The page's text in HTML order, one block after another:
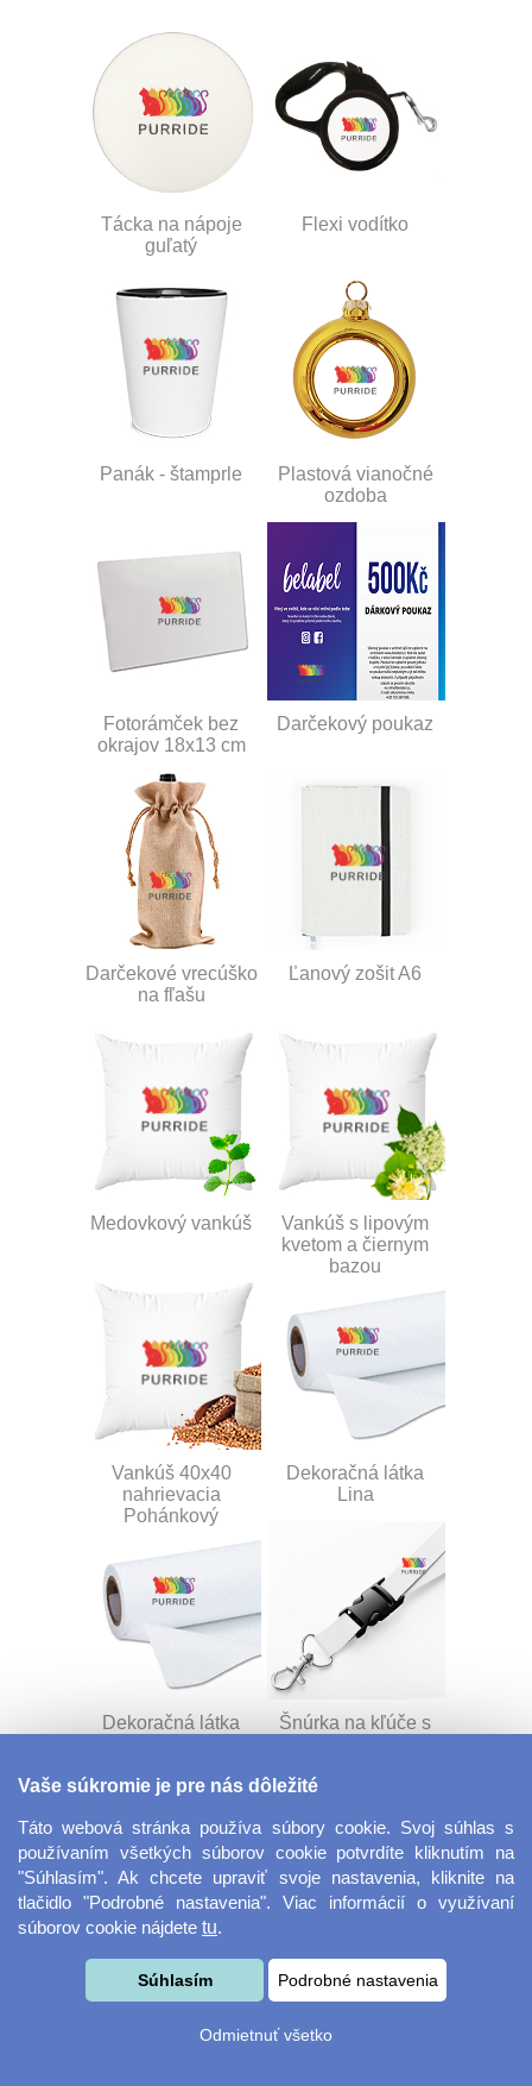
Tácka na nápoje
guľatý
Flexi vodítko
Panák - štamprle
Plastová vianočné
ozdoba
Fotorámček bez
okrajov 18x13 cm
Darčekový poukaz
Darčekové vrecúško
na fľašu
Ľanový zošit A6
Medovkový vankúš
Vankúš s lipovým
kvetom a čiernym
bazou
Vankúš 40x40
nahrievacia
Pohánkový
Dekoračná látka
Lina
Dekoračná látka
Šnúrka na kľúče s
Velkoformátová
Desiatový box
Vaše súkromie je pre nás dôležité
Táto webová stránka používa súbory cookie. Svoj súhlas s
používaním všetkých súborov cookie potvrdíte kliknutím na
"Súhlasím". Ak chcete upraviť svoje nastavenia, kliknite na
tlačidlo "Podrobné nastavenia". Viac informácií o využívaní
súborov cookie nájdete tu.
Súhlasím Podrobné nastavenia
Odmietnuť všetko